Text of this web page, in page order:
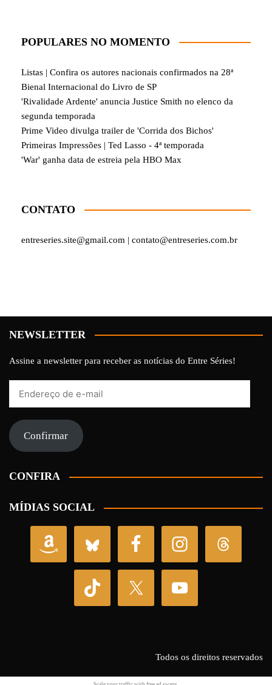
POPULARES NO MOMENTO
Listas | Confira os autores nacionais confirmados na 28ª
Bienal Internacional do Livro de SP
'Rivalidade Ardente' anuncia Justice Smith no elenco da
segunda temporada
Prime Video divulga trailer de 'Corrida dos Bichos'
Primeiras Impressões | Ted Lasso - 4ª temporada
'War' ganha data de estreia pela HBO Max
CONTATO
entreseries.site@gmail.com | contato@entreseries.com.br
NEWSLETTER
Assine a newsletter para receber as notícias do Entre Séries!
mail Confirmar
CONFIRA
MÍDIAS SOCIAL
Todos os direitos reservados